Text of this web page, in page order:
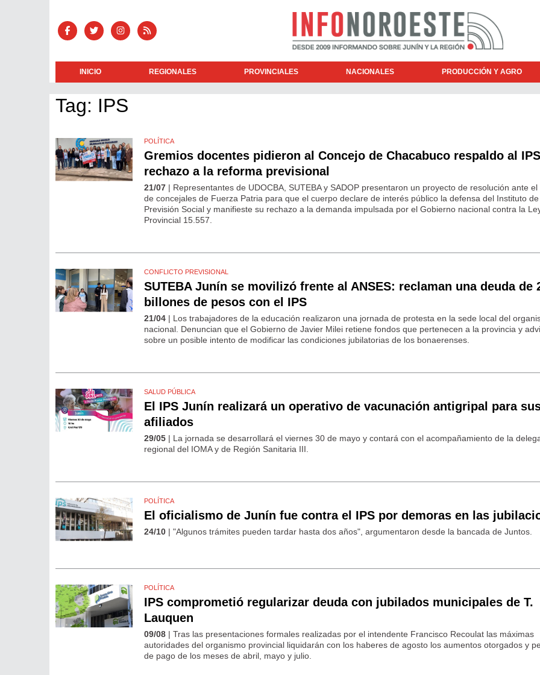
INICIO REGIONALES PROVINCIALES NACIONALES PRODUCCIÓN Y AGRO
Tag: IPS
POLÍTICA
Gremios docentes pidieron al Concejo de Chacabuco respaldo al
rechazo a la reforma previsional
21/07 | Representantes de UDOCBA, SUTEBA y SADOP presentaron un proyecto de resolución ante el
de concejales de Fuerza Patria para que el cuerpo declare de interés público la defensa del Instituto de
Previsión Social y manifieste su rechazo a la demanda impulsada por el Gobierno nacional contra la
Provincial 15.557.
CONFLICTO PREVISIONAL
SUTEBA Junín se movilizó frente al ANSES: reclaman una deuda de
billones de pesos con el IPS
21/04 | Los trabajadores de la educación realizaron una jornada de protesta en la sede local del
nacional. Denuncian que el Gobierno de Javier Milei retiene fondos que pertenecen a la provincia y
sobre un posible intento de modificar las condiciones jubilatorias de los bonaerenses.
SALUD PÚBLICA
El IPS Junín realizará un operativo de vacunación antigripal para
afiliados
29/05 | La jornada se desarrollará el viernes 30 de mayo y contará con el acompañamiento de la
regional del IOMA y de Región Sanitaria III.
POLÍTICA
El oficialismo de Junín fue contra el IPS por demoras en las
24/10 | "Algunos trámites pueden tardar hasta dos años", argumentaron desde la bancada de Juntos.
POLÍTICA
IPS comprometió regularizar deuda con jubilados municipales de T.
Lauquen
09/08 | Tras las presentaciones formales realizadas por el intendente Francisco Recoulat las máximas
autoridades del organismo provincial liquidarán con los haberes de agosto los aumentos otorgados y
de pago de los meses de abril, mayo y julio.